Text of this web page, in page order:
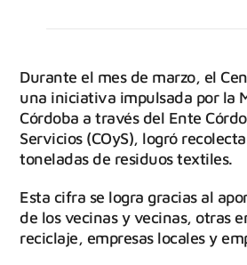
Durante el mes de marzo, el
una iniciativa impulsada por la
Córdoba a través del Ente
Servicios (COyS), logró
toneladas de residuos textiles.
Esta cifra se logra gracias al
de los vecinas y vecinas, otras
reciclaje, empresas locales y